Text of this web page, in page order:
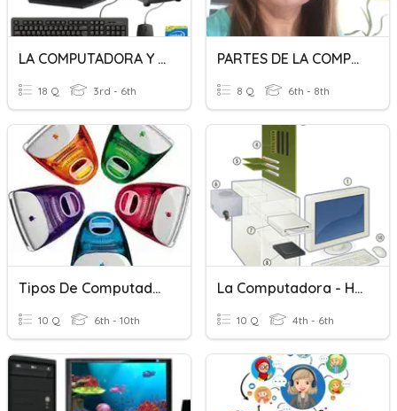
LA COMPUTADORA Y SUS PARTES
18 Q 3rd - 6th
PARTES DE LA COMPUTADORA
8 Q 6th - 8th
Tipos De Computadoras
10 Q 6th - 10th
La Computadora - Hardware
10 Q 4th - 6th